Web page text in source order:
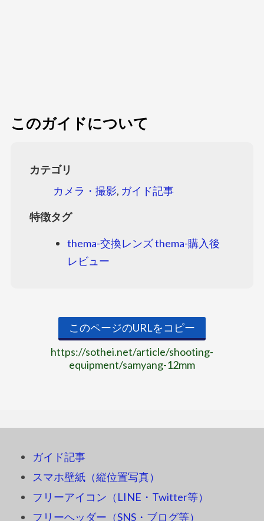
このガイドについて
カテゴリ
カメラ・撮影, ガイド記事
特徴タグ
thema-交換レンズthema-購入後
レビュー
このページのURLをコピー
https://sothei.net/article/shooting-
equipment/samyang-12mm
ガイド記事
スマホ壁紙（縦位置写真）
フリーアイコン（LINE・Twitter等）
フリーヘッダー（SNS・ブログ等）